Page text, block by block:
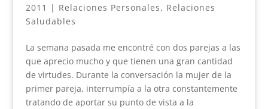
2011
| Relaciones Personales, Relaciones
Saludables
La semana pasada me encontré con dos parejas a las
que aprecio mucho y que tienen una gran cantidad
de virtudes. Durante la conversación la mujer de la
primer pareja, interrumpía a la otra constantemente
tratando de aportar su punto de vista a la